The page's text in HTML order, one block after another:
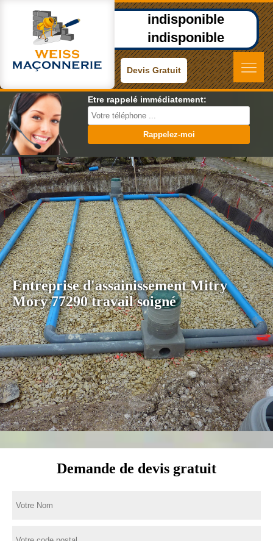
indisponible
indisponible
Devis Gratuit
Etre rappelé immédiatement:
Entreprise d'assainissement Mitry
Mory 77290 travail soigné
Demande de devis gratuit